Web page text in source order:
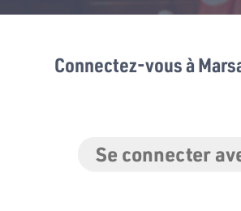
Connectez-vous à
Se connecter